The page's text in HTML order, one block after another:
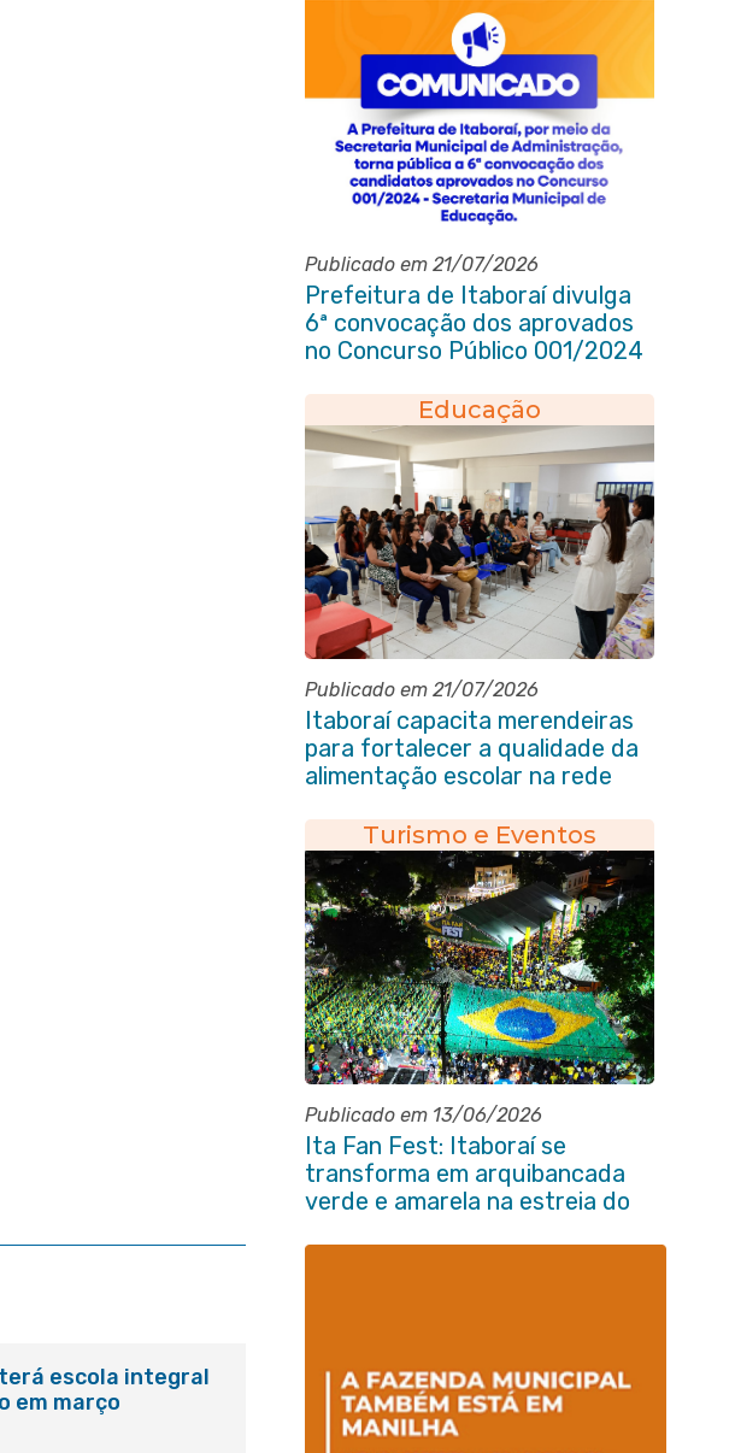
Publicado em 21/07/2026
Prefeitura de Itaboraí divulga
6ª convocação dos aprovados
no Concurso Público 001/2024
Educação
Publicado em 21/07/2026
Itaboraí capacita merendeiras
para fortalecer a qualidade da
alimentação escolar na rede
Turismo e Eventos
Publicado em 13/06/2026
Ita Fan Fest: Itaboraí se
transforma em arquibancada
verde e amarela na estreia do
escola integral
em março